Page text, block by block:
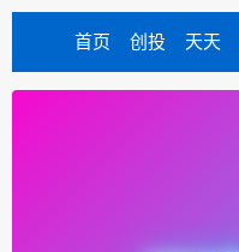
首页 创投 天天